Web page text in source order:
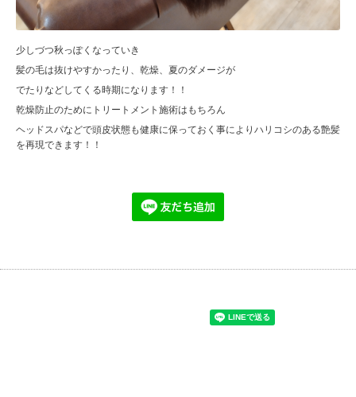
少しづつ秋っぽくなっていき
髪の毛は抜けやすかったり、乾燥、夏のダメージが
でたりなどしてくる時期になります！！
乾燥防止のためにトリートメント施術はもちろん
ヘッドスパなどで頭皮状態も健康に保っておく事によりハリコシのある艶髪
を再現できます！！